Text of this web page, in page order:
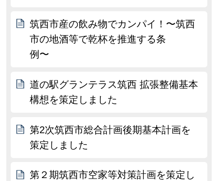
筑西市産の飲み物でカンパイ！〜筑西
市の地酒等で乾杯を推進する条
例〜
道の駅グランテラス筑西 拡張整備基本
構想を策定しました
第2次筑西市総合計画後期基本計画を
策定しました
第２期筑西市空家等対策計画を策定し